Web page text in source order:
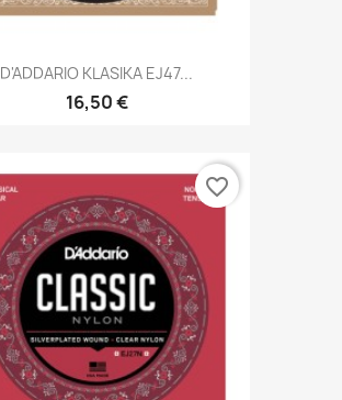
D'ADDARIO KLASIKA EJ47...
16,50 €
favorite_border